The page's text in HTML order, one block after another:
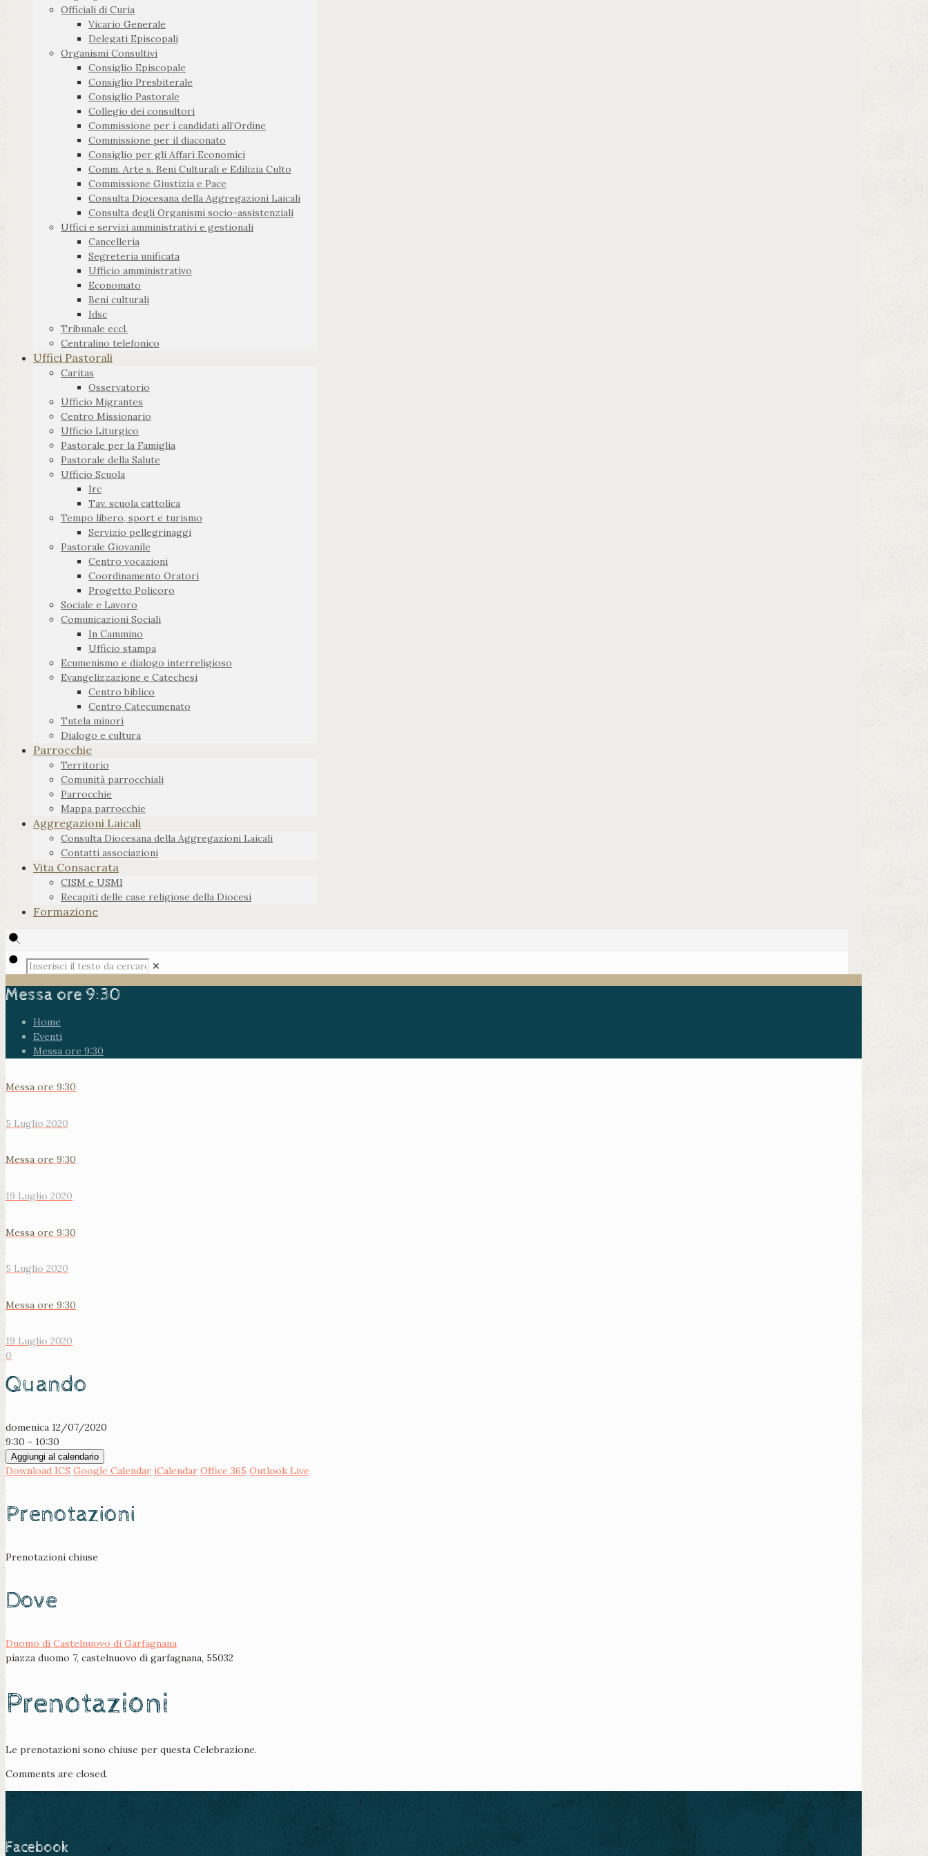
Officiali di Curia
Vicario Generale
Delegati Episcopali
Organismi Consultivi
Consiglio Episcopale
Consiglio Presbiterale
Consiglio Pastorale
Collegio dei consultori
Commissione per i candidati all’Ordine
Commissione per il diaconato
Consiglio per gli Affari Economici
Comm. Arte s. Beni Culturali e Edilizia Culto
Commissione Giustizia e Pace
Consulta Diocesana della Aggregazioni Laicali
Consulta degli Organismi socio-assistenziali
Uffici e servizi amministrativi e gestionali
Cancelleria
Segreteria unificata
Ufficio amministrativo
Economato
Beni culturali
Idsc
Tribunale eccl.
Centralino telefonico
Uffici Pastorali
Caritas
Osservatorio
Ufficio Migrantes
Centro Missionario
Ufficio Liturgico
Pastorale per la Famiglia
Pastorale della Salute
Ufficio Scuola
Irc
Tav. scuola cattolica
Tempo libero, sport e turismo
Servizio pellegrinaggi
Pastorale Giovanile
Centro vocazioni
Coordinamento Oratori
Progetto Policoro
Sociale e Lavoro
Comunicazioni Sociali
In Cammino
Ufficio stampa
Ecumenismo e dialogo interreligioso
Evangelizzazione e Catechesi
Centro biblico
Centro Catecumenato
Tutela minori
Dialogo e cultura
Parrocchie
Territorio
Comunità parrocchiali
Parrocchie
Mappa parrocchie
Aggregazioni Laicali
Consulta Diocesana della Aggregazioni Laicali
Contatti associazioni
Vita Consacrata
CISM e USMI
Recapiti delle case religiose della Diocesi
Formazione
✕
Messa ore 9:30
Home
Eventi
Messa ore 9:30
Messa ore 9:30
5 Luglio 2020
Messa ore 9:30
19 Luglio 2020
Messa ore 9:30
5 Luglio 2020
Messa ore 9:30
19 Luglio 2020
0
Quando
domenica 12/07/2020
9:30 - 10:30
Aggiungi al calendario
Download ICS Google Calendar iCalendar Office 365 Outlook Live
Prenotazioni
Prenotazioni chiuse
Dove
Duomo di Castelnuovo di Garfagnana
piazza duomo 7, castelnuovo di garfagnana, 55032
Prenotazioni
Le prenotazioni sono chiuse per questa Celebrazione.
Comments are closed.
Facebook